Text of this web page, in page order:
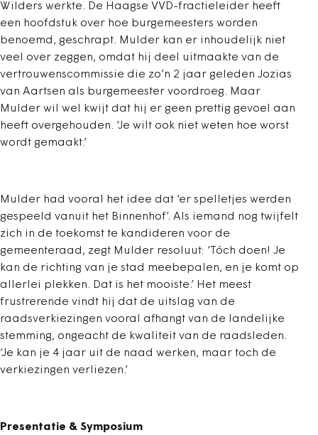
Wilders werkte. De Haagse VVD-fractieleider heeft
een hoofdstuk over hoe burgemeesters worden
benoemd, geschrapt. Mulder kan er inhoudelijk niet
veel over zeggen, omdat hij deel uitmaakte van de
vertrouwenscommissie die zo’n 2 jaar geleden Jozias
van Aartsen als burgemeester voordroeg. Maar
Mulder wil wel kwijt dat hij er geen prettig gevoel aan
heeft overgehouden. ‘Je wilt ook niet weten hoe worst
wordt gemaakt.’
Mulder had vooral het idee dat ‘er spelletjes werden
gespeeld vanuit het Binnenhof’. Als iemand nog twijfelt
zich in de toekomst te kandideren voor de
gemeenteraad, zegt Mulder resoluut: ‘Tóch doen! Je
kan de richting van je stad meebepalen, en je komt op
allerlei plekken. Dat is het mooiste.’ Het meest
frustrerende vindt hij dat de uitslag van de
raadsverkiezingen vooral afhangt van de landelijke
stemming, ongeacht de kwaliteit van de raadsleden.
‘Je kan je 4 jaar uit de naad werken, maar toch de
verkiezingen verliezen.’
Presentatie & Symposium